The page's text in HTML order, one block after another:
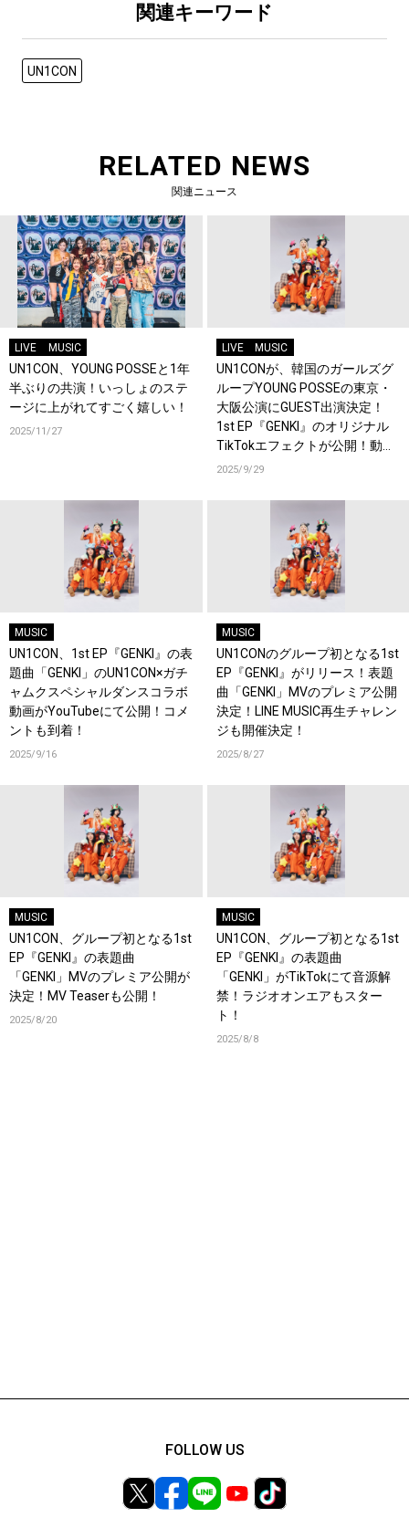
関連キーワード
UN1CON
RELATED NEWS
関連ニュース
LIVE MUSIC
UN1CON、YOUNG POSSEと1年
半ぶりの共演！いっしょのステ
ージに上がれてすごく嬉しい！
2025/11/27
LIVE MUSIC
UN1CONが、韓国のガールズグ
ループYOUNG POSSEの東京・
大阪公演にGUEST出演決定！
1st EP『GENKI』のオリジナル
TikTokエフェクトが公開！動画
投稿チャレンジもスタート！
2025/9/29
MUSIC
UN1CON、1st EP『GENKI』の表
題曲「GENKI」のUN1CON×ガチ
ャムクスペシャルダンスコラボ
動画がYouTubeにて公開！コメ
ントも到着！
2025/9/16
MUSIC
UN1CONのグループ初となる1st
EP『GENKI』がリリース！表題
曲「GENKI」MVのプレミア公開
決定！LINE MUSIC再生チャレン
ジも開催決定！
2025/8/27
MUSIC
UN1CON、グループ初となる1st
EP『GENKI』の表題曲
「GENKI」MVのプレミア公開が
決定！MV Teaserも公開！
2025/8/20
MUSIC
UN1CON、グループ初となる1st
EP『GENKI』の表題曲
「GENKI」がTikTokにて音源解
禁！ラジオオンエアもスター
ト！
2025/8/8
FOLLOW US